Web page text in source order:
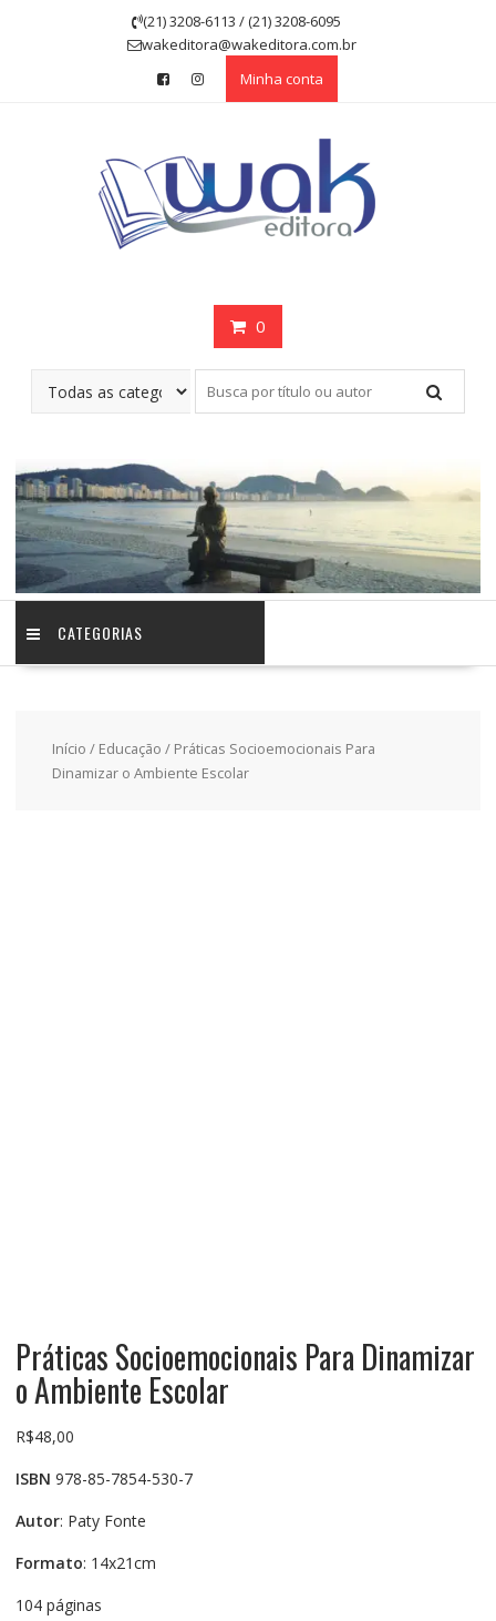
(21) 3208-6113 / (21) 3208-6095
wakeditora@wakeditora.com.br
Minha conta
0
CATEGORIAS
Início / Educação / Práticas Socioemocionais Para
Dinamizar o Ambiente Escolar
Práticas Socioemocionais Para Dinamizar
o Ambiente Escolar
R$48,00
ISBN 978-85-7854-530-7
Autor: Paty Fonte
Formato: 14x21cm
104 páginas